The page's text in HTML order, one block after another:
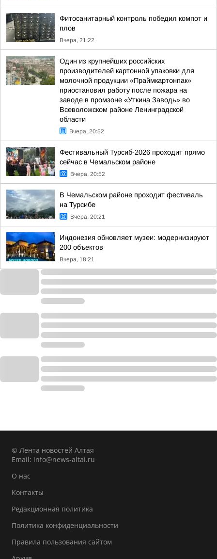
Фитосанитарный контроль победил компот и
плов
Вчера, 21:22
Один из крупнейших российских
производителей картонной упаковки для
молочной продукции «Праймкартонпак»
приостановил работу после пожара на
заводе в промзоне «Уткина Заводь» во
Всеволожском районе Ленинградской
области
Вчера, 20:52
Фестивальный Турсиб-2026 проходит прямо
сейчас в Чемальском районе
Вчера, 20:52
В Чемальском районе проходит фестиваль
на Турсибе
Вчера, 20:21
Индонезия обновляет музеи: модернизируют
200 объектов
Вчера, 18:21
© Лента новостей Алтая
Email: info@news-altai.ru
О нас
Контакты
Редакционная политика
Политика конфиденциальности
Правила пользования сайтом